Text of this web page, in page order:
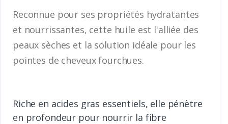
Reconnue pour ses propriétés hydratantes
et nourrissantes, cette huile est l'alliée des
peaux sèches et la solution idéale pour les
pointes de cheveux fourchues.
Riche en acides gras essentiels, elle pénètre
en profondeur pour nourrir la fibre